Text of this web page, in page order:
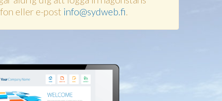
eller e-post info@sydweb.fi.